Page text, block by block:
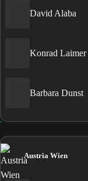
David Alaba
Konrad Laimer
Barbara Dunst
Austria Wien